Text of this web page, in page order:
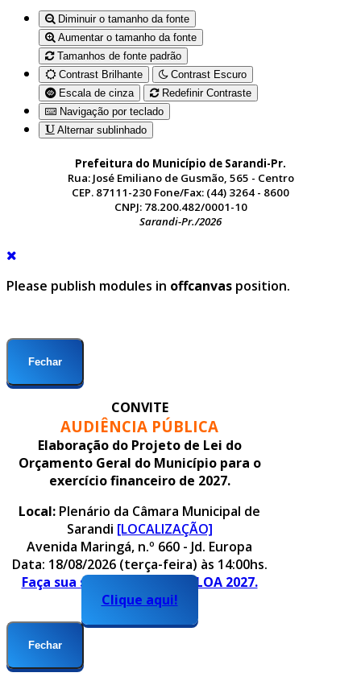
Diminuir o tamanho da fonte
Aumentar o tamanho da fonte
Tamanhos de fonte padrão
Contrast Brilhante
Contrast Escuro
Escala de cinza
Redefinir Contraste
Navigação por teclado
Alternar sublinhado
Prefeitura do Município de Sarandi-Pr.
Rua: José Emiliano de Gusmão, 565 - Centro
CEP. 87111-230 Fone/Fax: (44) 3264 - 8600
CNPJ: 78.200.482/0001-10
Sarandi-Pr./2026
Please publish modules in offcanvas position.
Fechar
CONVITE
AUDIÊNCIA PÚBLICA
Elaboração do Projeto de Lei do
Orçamento Geral do Município para o
exercício financeiro de 2027.
Local: Plenário da Câmara Municipal de
Sarandi [LOCALIZAÇÃO]
Avenida Maringá, n.º 660 - Jd. Europa
Data: 18/08/2026 (terça-feira) às 14:00hs.
Faça sua sugestão para o PLOA 2027.
Clique aqui!
Fechar